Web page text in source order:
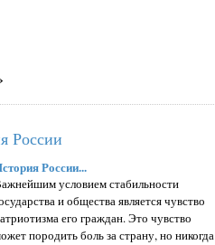
России
России...
условием стабильности
и общества является чувство
его граждан. Это чувство
породить боль за страну, но никогда